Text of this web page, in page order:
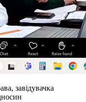
завідувачка